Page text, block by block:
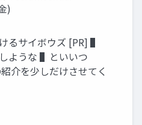
)
るサイボウズ [PR] ▌
ような ▌といいつ
介を少しだけさせてく